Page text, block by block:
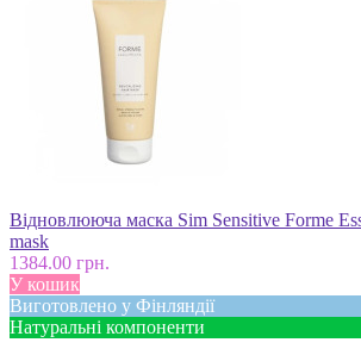
Відновлююча маска Sim Sensitive Forme
mask
1384.00 грн.
У кошик
Виготовлено у Фінляндії
Натуральні компоненти